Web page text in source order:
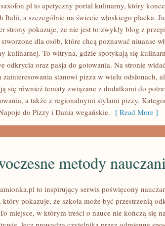
to apetyczny portal kulinarny, który
Italii, a szczególnie na świecie włoskiego placka.
strony pokazuje, że nie jest to zwykły blog z
dla osób, które chcą poznawać niuanse
kulinarnej. To witryna, gdzie spotykają się
odkrycia oraz pasja do gotowania. Na stronie
zainteresowania stanowi pizza w wielu odsłonach,
się również tematy związane z dodatkami do
a także z regionalnymi stylami pizzy.
do Pizzy i Dania wegańskie. [ Read More ]
metody
to inspirujący serwis poświęcony
który pokazuje, że szkoła może być przestrzenią
miejsce, w którym treści o nauce nie kończą się